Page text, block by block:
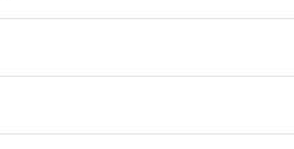
をお読みいただき、同意のうえご
のです。
状況および標準価格照会結果は、
（10物質）：
以下、 水銀(Hg) 1000ppm以下、 カドミ
1000ppm以下、フタル酸ジイソブチル
大均質材料含有率が中国RoHSの
大均質材料含有率が中国RoHSの基
確認です。当社販売部門へお問い
を輸出または国外への提供する場
は規制貨物を破棄する場合は、完